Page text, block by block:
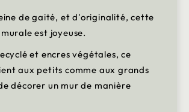
de gaité, et d'originalité, cette
est joyeuse.
et encres végétales, ce
aux petits comme aux grands
décorer un mur de manière